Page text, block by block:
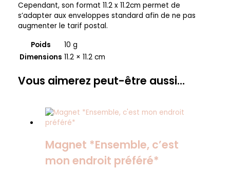
Cependant, son format 11.2 x 11.2cm permet de
s’adapter aux enveloppes standard afin de ne pas
augmenter le tarif postal.
Poids
10 g
Dimensions 11.2 × 11.2 cm
Vous aimerez peut-être aussi…
Magnet *Ensemble, c’est
mon endroit préféré*